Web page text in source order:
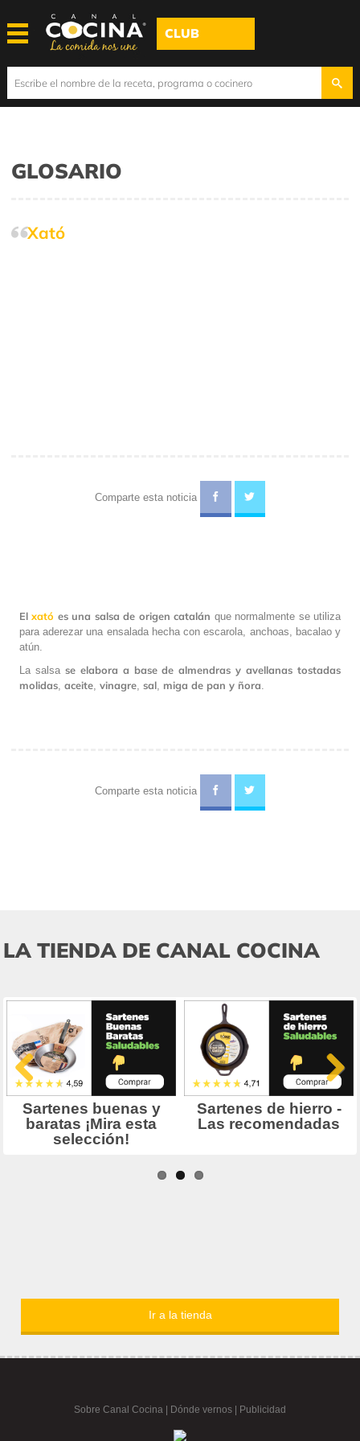
CLUB
GLOSARIO
Xató
Comparte esta noticia
Elxató es una salsa de origen catalán que normalmente se utiliza
para aderezar una ensalada hecha con escarola, anchoas, bacalao y
atún.
La salsa se elabora a base de almendras y avellanas tostadas
molidas aceite vinagre sal miga de pan y ñora
Comparte esta noticia
LA TIENDA DE CANAL COCINA
Ir a la tienda
Sobre Canal Cocina Dónde vernos | Publicidad